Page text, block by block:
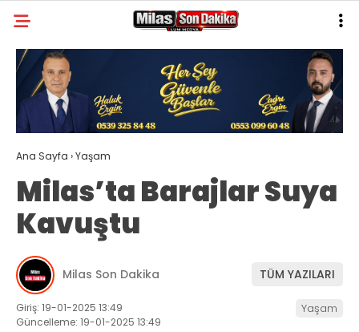
21
GALERİ YAZARLAR
MILAS
MUĞLA’DAN
ASAYIŞ
GÜNDEM
EKONOMI
SPOR
VEFAT
Ana Sayfa ›Yaşam
Milas’ta Barajlar Suya
Kavuştu
Milas Son Dakika TÜM YAZILARI
Giriş: 19-01-2025 13:49
Güncelleme: 19-01-2025 13:49
Yaşam